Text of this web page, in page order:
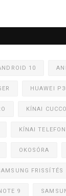
10
HUAWEI
KÍNAI
KÍNAI
OKOSÓRA
FRISSÍTÉS
9